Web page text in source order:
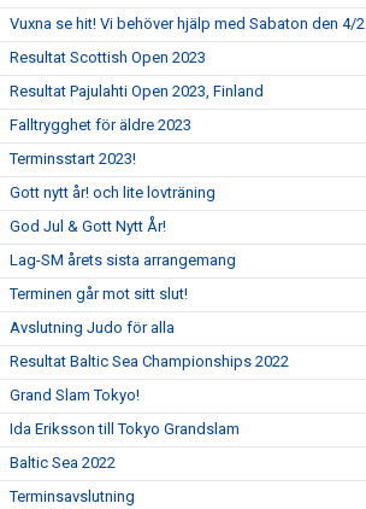
Vuxna se hit! Vi behöver hjälp med Sabaton den 4/2
Resultat Scottish Open 2023
Resultat Pajulahti Open 2023, Finland
Falltrygghet för äldre 2023
Terminsstart 2023!
Gott nytt år! och lite lovträning
God Jul & Gott Nytt År!
Lag-SM årets sista arrangemang
Terminen går mot sitt slut!
Avslutning Judo för alla
Resultat Baltic Sea Championships 2022
Grand Slam Tokyo!
Ida Eriksson till Tokyo Grandslam
Baltic Sea 2022
Terminsavslutning